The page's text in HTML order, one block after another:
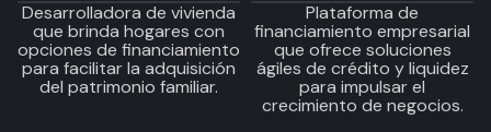
Desarrolladora de vivienda
que brinda hogares con
opciones de financiamiento
para facilitar la adquisición
del patrimonio familiar.
Plataforma de
financiamiento empresarial
que ofrece soluciones
ágiles de crédito y liquidez
para impulsar el
crecimiento de negocios.